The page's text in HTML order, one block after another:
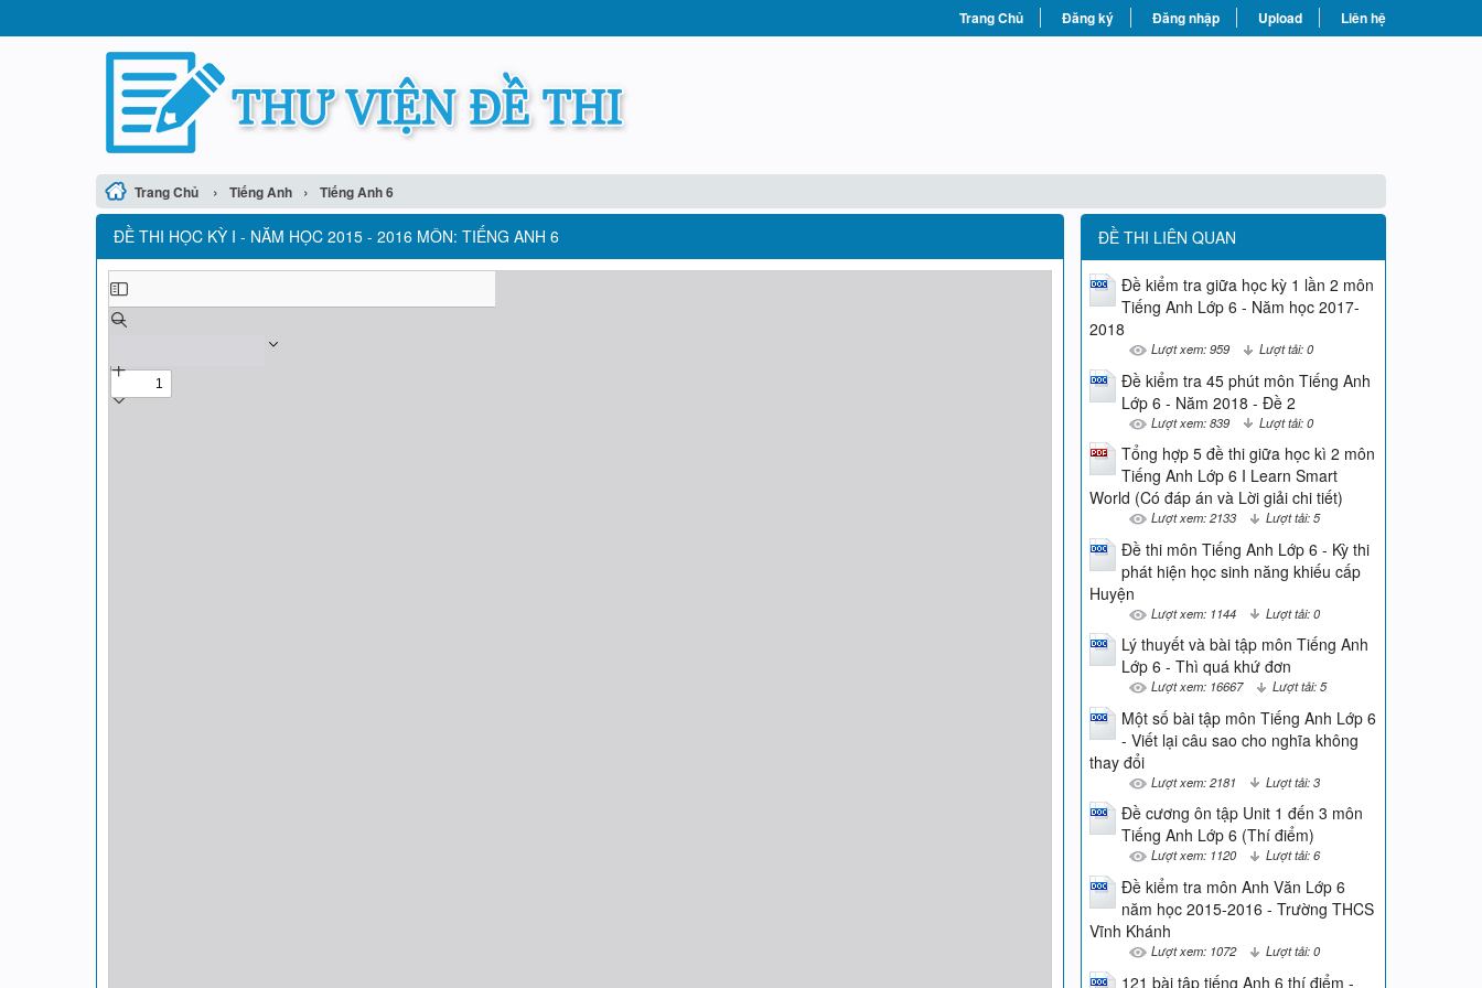
Trang Chủ Đăng ký Đăng nhập Upload Liên hệ
Trang Chủ › Tiếng Anh › Tiếng Anh 6
ĐỀ THI HỌC KỲ I - NĂM HỌC 2015 - 2016 MÔN: TIẾNG ANH 6 ĐỀ THI LIÊN QUAN
Đề kiểm tra giữa học kỳ 1 lần 2 môn
Tiếng Anh Lớp 6 - Năm học 2017-
2018
Lượt xem: 959 Lượt tải: 0
Đề kiểm tra 45 phút môn Tiếng Anh
Lớp 6 - Năm 2018 - Đề 2
Lượt xem: 839 Lượt tải: 0
Tổng hợp 5 đề thi giữa học kì 2 môn
Tiếng Anh Lớp 6 I Learn Smart
World (Có đáp án và Lời giải chi tiết)
Lượt xem: 2133 Lượt tải: 5
Đề thi môn Tiếng Anh Lớp 6 - Kỳ thi
phát hiện học sinh năng khiếu cấp
Huyện
Lượt xem: 1144 Lượt tải: 0
Lý thuyết và bài tập môn Tiếng Anh
Lớp 6 - Thì quá khứ đơn
Lượt xem: 16667 Lượt tải: 5
Một số bài tập môn Tiếng Anh Lớp 6
- Viết lại câu sao cho nghĩa không
thay đổi
Lượt xem: 2181 Lượt tải: 3
Đề cương ôn tập Unit 1 đến 3 môn
Tiếng Anh Lớp 6 (Thí điểm)
Lượt xem: 1120 Lượt tải: 6
Đề kiểm tra môn Anh Văn Lớp 6
năm học 2015-2016 - Trường THCS
Vĩnh Khánh
Lượt xem: 1072 Lượt tải: 0
121 bài tập tiếng Anh 6 thí điểm -